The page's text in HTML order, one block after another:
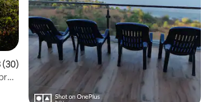
ohodnotenie 4,53 z 5, počet hodnotení: 30
(30)